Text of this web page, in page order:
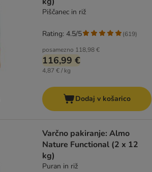
Piščanec in riž
posamezno 118,98 €
116,99 €
4,87 € / kg
Rating: 4.5/5 (619)
Dodaj v košarico
Varčno pakiranje: Almo
Nature Functional (2 x 12
kg)
Puran in riž